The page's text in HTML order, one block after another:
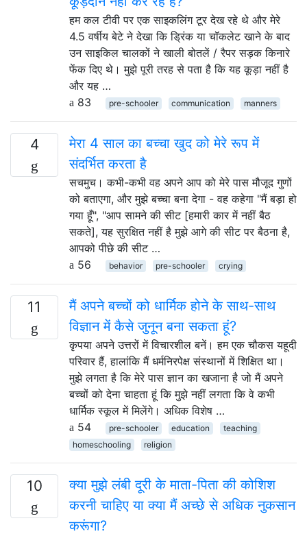
हम कल टीवी पर एक साइकलिंग टूर देख रहे थे और मेरे
4.5 वर्षीय बेटे ने देखा कि ड्रिंक या चॉकलेट खाने के बाद
उन साइकिल चालकों ने खाली बोतलें / रैपर सड़क किनारे
फेंक दिए थे। मुझे पूरी तरह से पता है कि यह कूड़ा नहीं है
और यह …
83
pre-schooler communication manners
4
मेरा 4 साल का बच्चा खुद को मेरे रूप में
संदर्भित करता है
सचमुच। कभी-कभी वह अपने आप को मेरे पास मौजूद गुणों
को बताएगा, और मुझे बच्चा बना देगा - वह कहेगा "मैं बड़ा हो
गया हूँ", "आप सामने की सीट [हमारी कार में नहीं बैठ
सकते], यह सुरक्षित नहीं है मुझे आगे की सीट पर बैठना है,
आपको पीछे की सीट …
56
behavior pre-schooler crying
11
मैं अपने बच्चों को धार्मिक होने के साथ-साथ
विज्ञान में कैसे जुनून बना सकता हूं?
कृपया अपने उत्तरों में विचारशील बनें। हम एक चौकस यहूदी
परिवार हैं, हालांकि मैं धर्मनिरपेक्ष संस्थानों में शिक्षित था।
मुझे लगता है कि मेरे पास ज्ञान का खजाना है जो मैं अपने
बच्चों को देना चाहता हूं कि मुझे नहीं लगता कि वे कभी
धार्मिक स्कूल में मिलेंगे। अधिक विशेष …
54
pre-schooler education
teaching
homeschooling
religion
10
क्या मुझे लंबी दूरी के माता-पिता की कोशिश
करनी चाहिए या क्या मैं अच्छे से अधिक नुकसान
करूंगा?